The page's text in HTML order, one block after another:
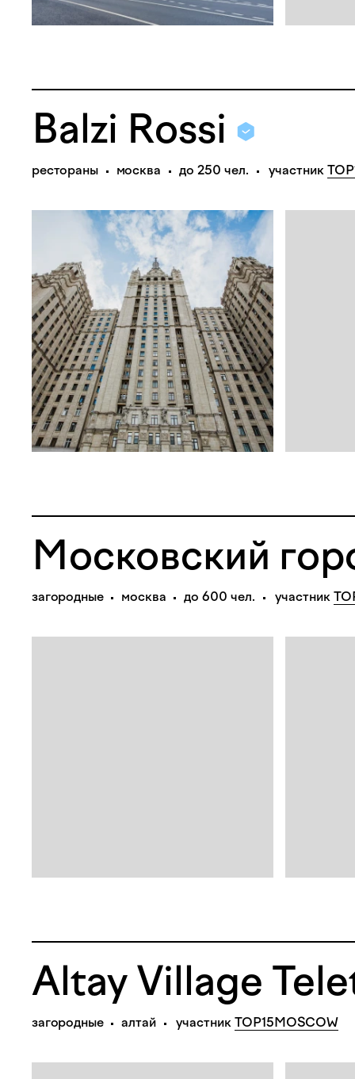
Balzi Rossi
рестораны москва до 250 чел. участник
Московский
загородные москва до 600 чел. участник
Altay Village
загородные алтай участник TOP15MOSCOW